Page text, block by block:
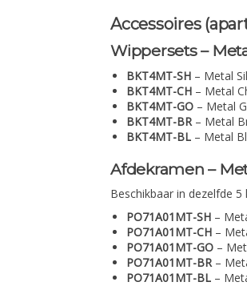
Accessoires
Wippersets –
BKT4MT-SH – Metal
BKT4MT-CH – Metal
BKT4MT-GO – Metal
BKT4MT-BR – Metal
BKT4MT-BL – Metal
Afdekramen –
Beschikbaar in dezelfde
PO71A01MT-SH –
PO71A01MT-CH –
PO71A01MT-GO –
PO71A01MT-BR–
PO71A01MT-BL –